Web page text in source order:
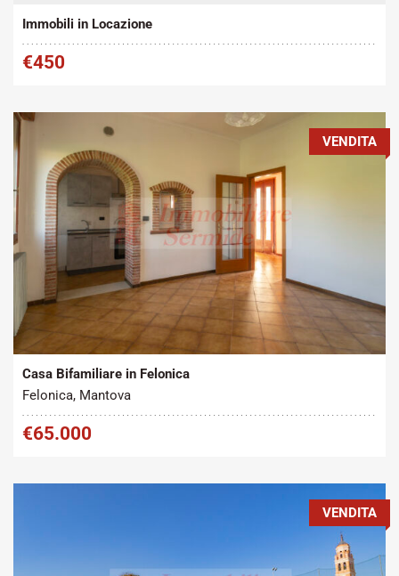
Immobili in Locazione
€450
Tipo contratto:
Vendita
Metratura Commerciale:
170 m 2
VENDITA
Casa Bifamiliare in Felonica
Felonica, Mantova
€65.000
VENDITA